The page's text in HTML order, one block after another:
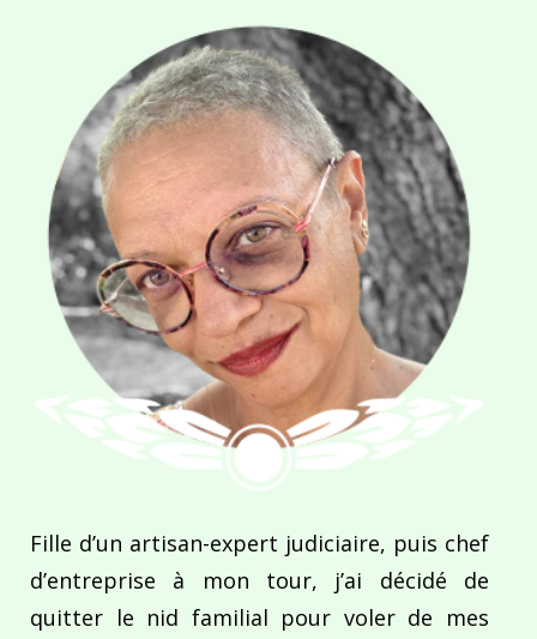
Fille d’un artisan-expert judiciaire, puis chef
d’entreprise à mon tour, j’ai décidé de
quitter le nid familial pour voler de mes